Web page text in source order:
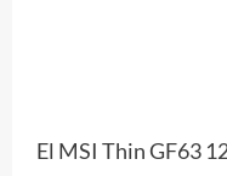
El MSI Thin GF63